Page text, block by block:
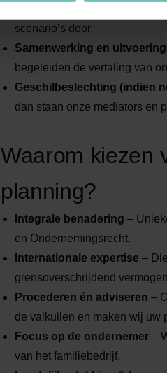
scenario’s door.
Samenwerking en uitvoering
begeleiden de vertaling van
Geschilbeslechting (indien
dan staan onze mediators en
Waarom kiezen
planning?
Integrale benadering –
en Ondernemingsrecht.
Internationale expertise –
grensoverschrijdend
Procederen én adviseren –
de valkuilen en maken wij uw
Focus op de ondernemer –
van het familiebedrijf.